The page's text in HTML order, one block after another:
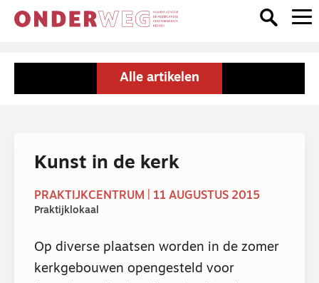
Alle artikelen
Kunst in de kerk
PRAKTIJKCENTRUM | 11 AUGUSTUS 2015
Praktijklokaal
Op diverse plaatsen worden in de zomer
kerkgebouwen opengesteld voor